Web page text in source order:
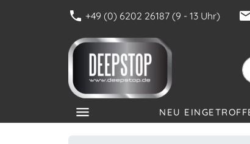
phone +49 (0) 6202 26187 (9 - 13 Uhr)
menu NEU